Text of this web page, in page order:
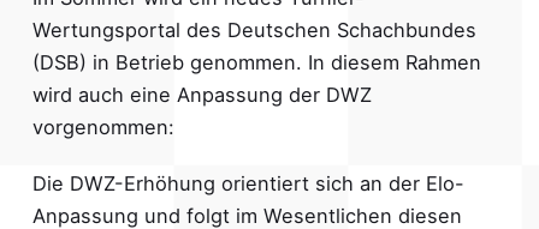
Wertungsportal des Deutschen Schachbundes
(DSB) in Betrieb genommen. In diesem Rahmen
wird auch eine Anpassung der DWZ
vorgenommen:
Die DWZ-Erhöhung orientiert sich an der Elo-
Anpassung und folgt im Wesentlichen diesen
♗ Impressum
♟︎Datenschutzerklärung